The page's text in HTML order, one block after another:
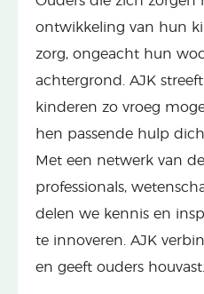
ontwikkeling van hun
zorg, ongeacht hun
achtergrond. AJK
kinderen zo vroeg
hen passende hulp
Met een netwerk van
professionals,
delen we kennis en
te innoveren. AJK
en geeft ouders houvast.